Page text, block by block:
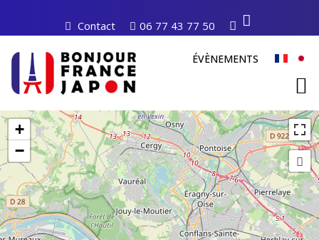
Contact 06 77 43 77 50
ÉVÈNEMENTS
+
−